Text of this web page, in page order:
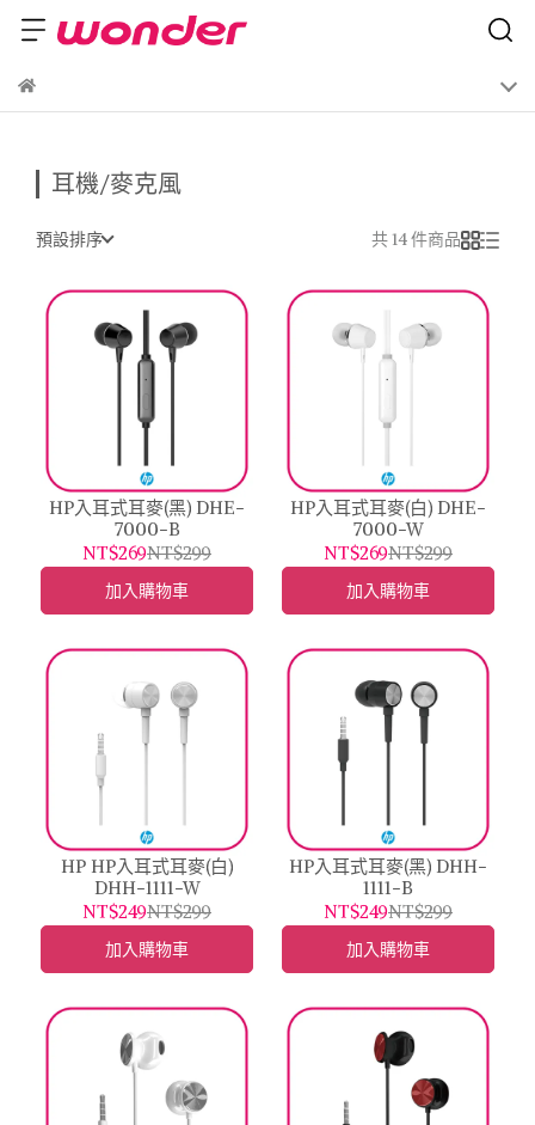
耳機/麥克風
預設排序 共 14 件商品
HP入耳式耳麥(黑) DHE-
7000-B
NT$269NT$299
加入購物車
HP入耳式耳麥(白) DHE-
7000-W
NT$269NT$299
加入購物車
HP HP入耳式耳麥(白)
DHH-1111-W
NT$249NT$299
加入購物車
HP入耳式耳麥(黑) DHH-
1111-B
NT$249NT$299
加入購物車